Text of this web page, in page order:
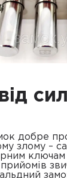
добре
злому –